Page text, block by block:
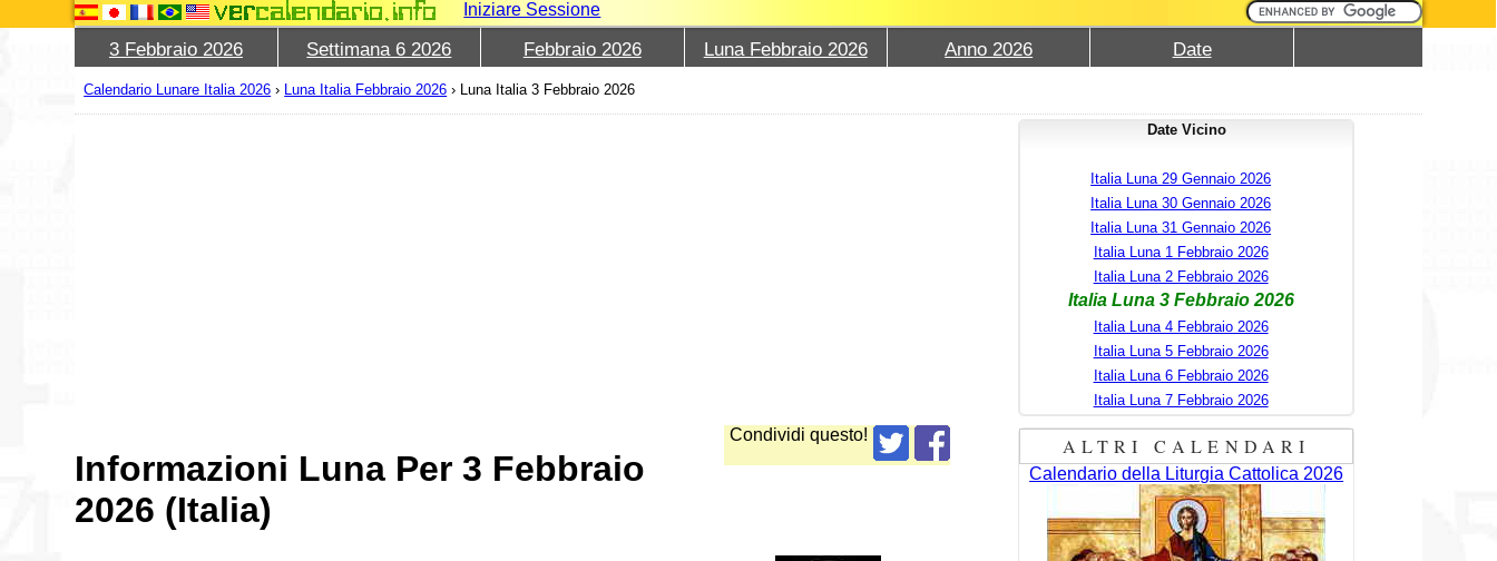
Iniziare Sessione
3 Febbraio 2026 Settimana 6 2026 Febbraio 2026 Luna Febbraio 2026 Anno 2026 Date
Calendario Lunare Italia 2026 › Luna Italia Febbraio 2026 › Luna Italia 3 Febbraio 2026
Condividi questo!
Informazioni Luna Per 3 Febbraio
2026 (Italia)
Date Vicino
Italia Luna 29 Gennaio 2026
Italia Luna 30 Gennaio 2026
Italia Luna 31 Gennaio 2026
Italia Luna 1 Febbraio 2026
Italia Luna 2 Febbraio 2026
Italia Luna 3 Febbraio 2026
Italia Luna 4 Febbraio 2026
Italia Luna 5 Febbraio 2026
Italia Luna 6 Febbraio 2026
Italia Luna 7 Febbraio 2026
ALTRI CALENDARI
Calendario della Liturgia Cattolica 2026